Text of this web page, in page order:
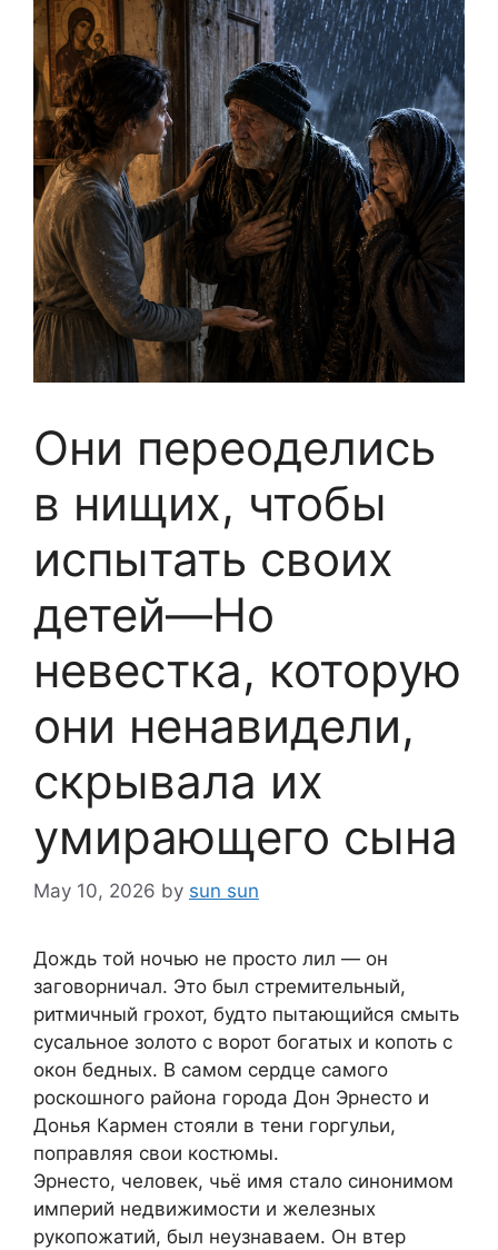
Они переоделись
в нищих, чтобы
испытать своих
детей—Но
невестка, которую
они ненавидели,
скрывала их
умирающего сына
May 10, 2026 by sun sun
Дождь той ночью не просто лил — он
заговорничал. Это был стремительный,
ритмичный грохот, будто пытающийся смыть
сусальное золото с ворот богатых и копоть с
окон бедных. В самом сердце самого
роскошного района города Дон Эрнесто и
Донья Кармен стояли в тени горгульи,
поправляя свои костюмы.
Эрнесто, человек, чьё имя стало синонимом
империй недвижимости и железных
рукопожатий, был неузнаваем. Он втер